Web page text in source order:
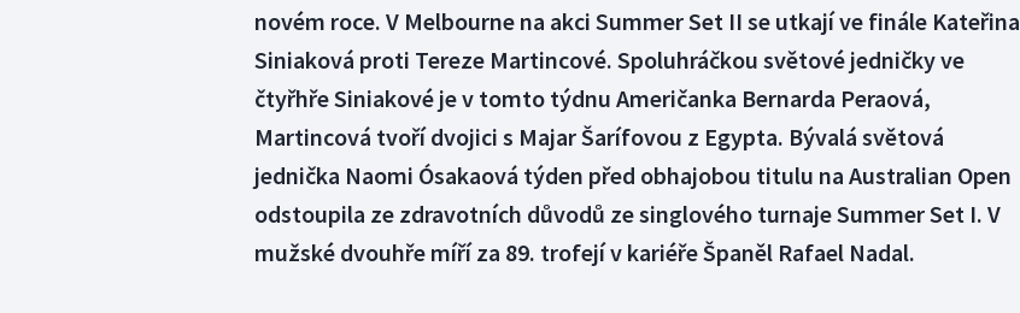
novém roce. V Melbourne na akci Summer Set II se utkají ve finále Kateřina
Siniaková proti Tereze Martincové. Spoluhráčkou světové jedničky ve
čtyřhře Siniakové je v tomto týdnu Američanka Bernarda Peraová,
Martincová tvoří dvojici s Majar Šarífovou z Egypta. Bývalá světová
jednička Naomi Ósakaová týden před obhajobou titulu na Australian Open
odstoupila ze zdravotních důvodů ze singlového turnaje Summer Set I. V
mužské dvouhře míří za 89. trofejí v kariéře Španěl Rafael Nadal.